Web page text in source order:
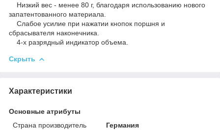
Низкий вес - менее 80 г, благодаря использованию нового
запатентованного материала.
Слабое усилие при нажатии кнопок поршня и
сбрасывателя наконечника.
4-х разрядный индикатор объема.
Скрыть
Характеристики
Основные атрибуты
Страна производитель
Германия